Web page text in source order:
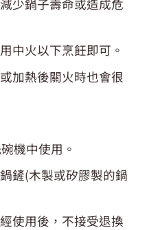
少鍋子壽命或造成危
中火以下烹飪即可。
加熱後關火時也會很
機中使用。
鏟(木製或矽膠製的鍋
使用後，不接受退換